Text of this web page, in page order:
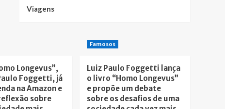
Viagens
Longevus”,
Foggetti, já
na Amazon e
sobre
Famosos
Luiz Paulo Foggetti lança
o livro “Homo Longevus”
e propõe um debate
sobre os desafios de uma